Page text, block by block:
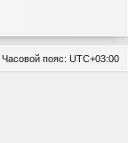
Часовой пояс: UTC+03:00